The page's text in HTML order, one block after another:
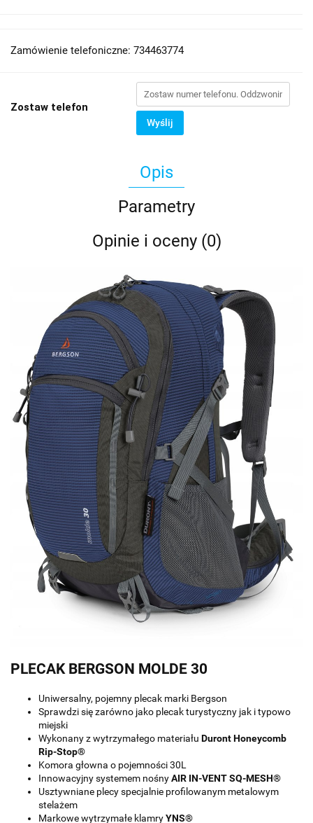
Zamówienie telefoniczne: 734463774
Zostaw telefon
Wyślij
Opis
Parametry
Opinie i oceny (0)
PLECAK BERGSON MOLDE 30
Uniwersalny, pojemny plecak marki Bergson
Sprawdzi się zarówno jako plecak turystyczny jak i typowo
miejski
Wykonany z wytrzymałego materiału Duront Honeycomb
Rip-Stop®
Komora głowna o pojemności 30L
Innowacyjny systemem nośnyAIR IN-VENT SQ-MESH®
Usztywniane plecy specjalnie profilowanym metalowym
stelażem
Markowe wytrzymałe klamryYNS®